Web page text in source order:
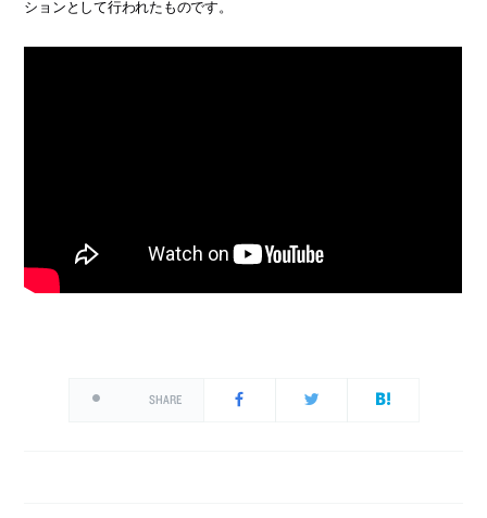
ションとして行われたものです。
SHARE